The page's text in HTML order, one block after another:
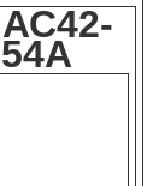
АС42-